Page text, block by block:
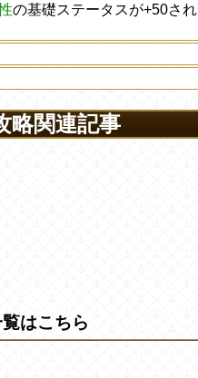
の基礎ステータスが+50され
略関連記事
はこちら